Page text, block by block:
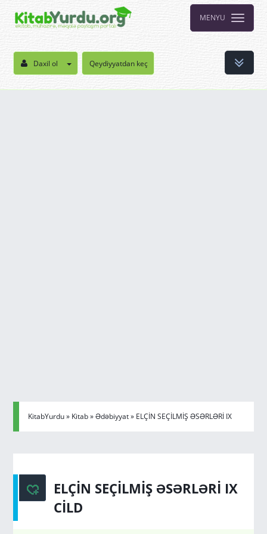
MENYU
Daxil ol Qeydiyyatdan keç
KitabYurdu» Kitab»Ədəbiyyat» ELÇİN SEÇİLMİŞ ƏSƏRLƏRİ IX
ELÇİN SEÇİLMİŞ ƏSƏRLƏRİ IX
CİLD